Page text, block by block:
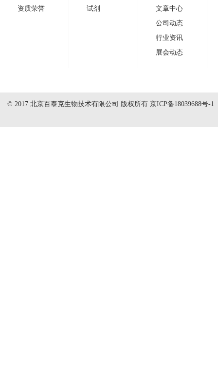
资质荣誉
试剂
文章中心
公司动态
行业资讯
展会动态
© 2017 北京百泰克生物技术有限公司 版权所有 京ICP备18039688号-1